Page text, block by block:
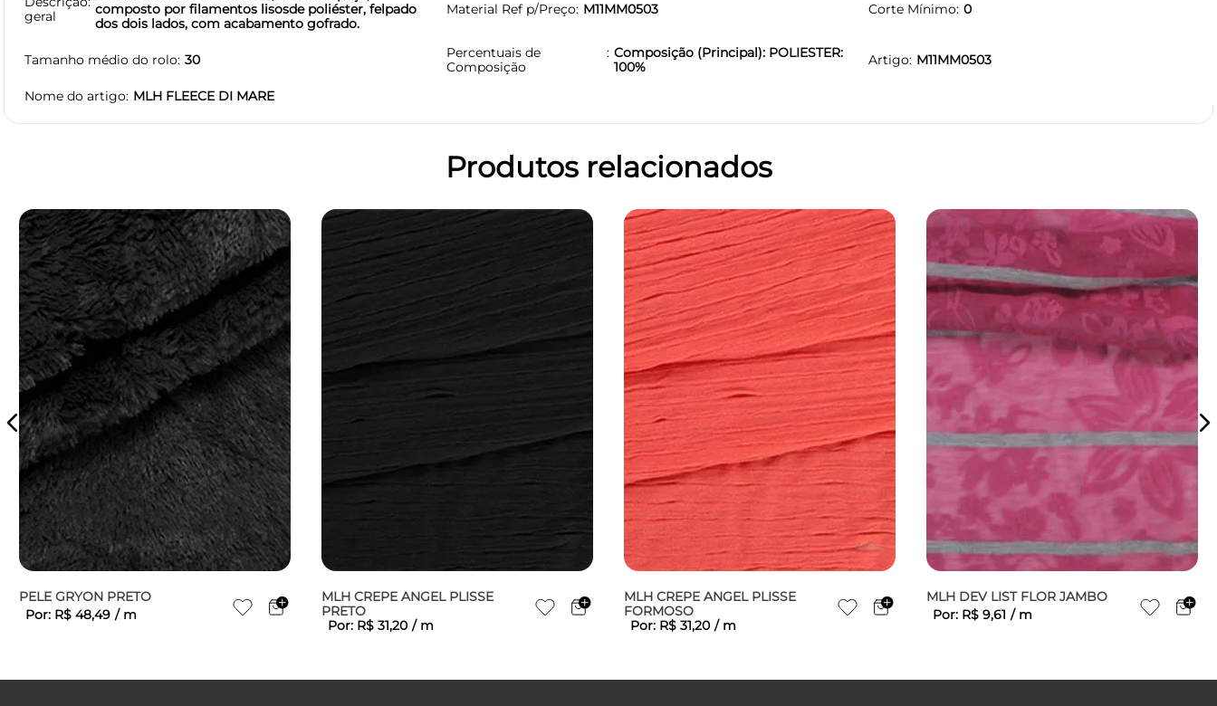
geral
composto por filamentos lisosde poliéster, felpado
dos dois lados, com acabamento gofrado.
Material Ref p/Preço M11MM0503 Corte Mínimo 0
Tamanho médio do rolo 30
Percentuais de
Composição
Composição (Principal): POLIESTER:
100%
Artigo M11MM0503
Nome do artigo MLH FLEECE DI MARE
Produtos relacionados
PELE GRYON PRETO
Por: R$ 48,49 / m
MLH CREPE ANGEL PLISSE
PRETO
Por: R$ 31,20 / m
MLH CREPE ANGEL PLISSE
FORMOSO
Por: R$ 31,20 / m
MLH DEV LIST FLOR JAMBO
Por: R$ 9,61 / m